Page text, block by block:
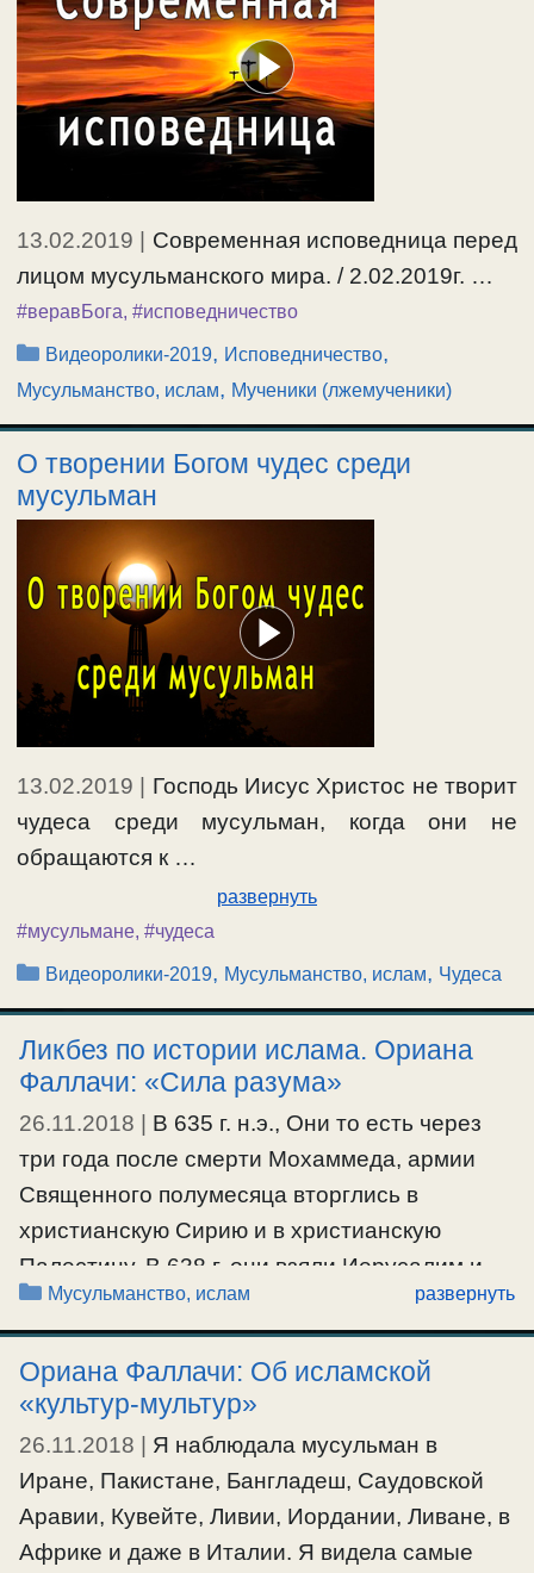
13.02.2019
Современная исповедница перед
лицом мусульманского мира. / 2.02.2019г. …
#веравБога, #исповедничество
Рубрики
Видеоролики-2019, Исповедничество,
Мусульманство, ислам, Мученики (лжемученики)
О творении Богом чудес среди
мусульман
13.02.2019
Господь Иисус Христос не творит
чудеса среди мусульман, когда они не
обращаются к …
развернуть
#мусульмане, #чудеса
Рубрики
Видеоролики-2019, Мусульманство, ислам, Чудеса
Ликбез по истории ислама. Ориана
Фаллачи: «Сила разума»
26.11.2018
В 635 г. н.э., Они то есть через
три года после смерти Мохаммеда, армии
Священного полумесяца вторглись в
христианскую Сирию и в христианскую
Палестину, В 638 г. они взяли Иерусалим и
Храм Гроба Господня. В 640 г.захватив
Персию, Армению и Месопотамию
(нынешний Ирак), они вторглись в
христианский Египет и завоевали
христианский Магриб, то есть современные
…
Ещё…
Рубрики
Мусульманство, ислам развернуть
Ориана Фаллачи: Об исламской
«культур-мультур»
26.11.2018 | Я наблюдала мусульман в
Иране, Пакистане, Бангладеш, Саудовской
Аравии, Кувейте, Ливии, Иордании, Ливане, в
Африке и даже в Италии. Я видела самые